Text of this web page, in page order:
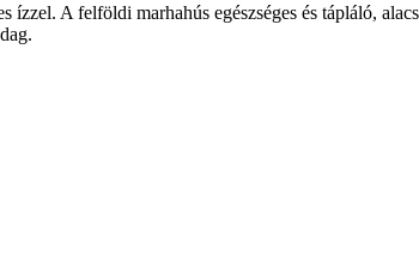
A felföldi marhahús egészséges és tápláló,